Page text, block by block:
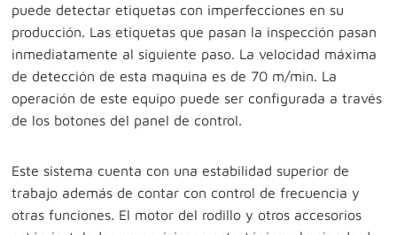
puede detectar etiquetas con imperfecciones en su
producción. Las etiquetas que pasan la inspección pasan
inmediatamente al siguiente paso. La velocidad máxima
de detección de esta maquina es de 70 m/min. La
operación de este equipo puede ser configurada a través
de los botones del panel de control.
Este sistema cuenta con una estabilidad superior de
trabajo además de contar con control de frecuencia y
otras funciones. El motor del rodillo y otros accesorios